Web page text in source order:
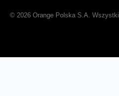
© 2026 Orange Polska S.A.